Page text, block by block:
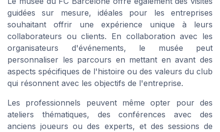
guidées sur mesure, idéales pour les entreprises
souhaitant offrir une expérience unique à leurs
collaborateurs ou clients. En collaboration avec les
organisateurs d'événements, le musée peut
personnaliser les parcours en mettant en avant des
aspects spécifiques de l'histoire ou des valeurs du club
qui résonnent avec les objectifs de l'entreprise.
Les professionnels peuvent même opter pour des
ateliers thématiques, des conférences avec des
anciens joueurs ou des experts, et des sessions de